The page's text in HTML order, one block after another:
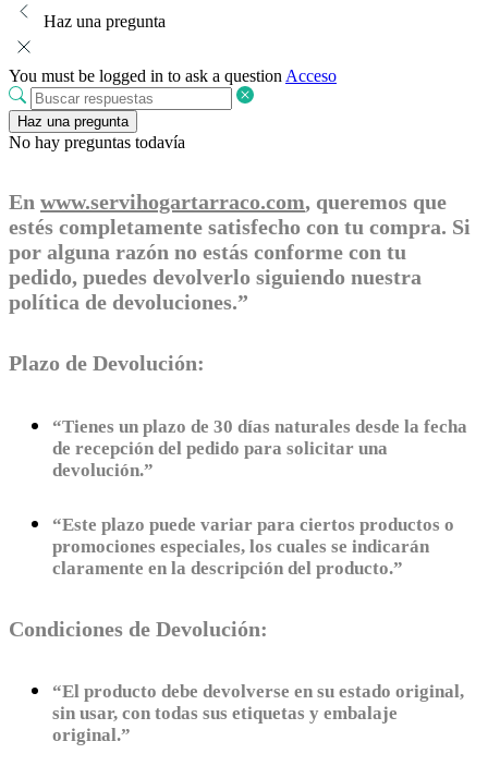
Haz una pregunta
You must be logged in to ask a question Acceso
Haz una pregunta
No hay preguntas todavía
En www.servihogartarraco.com, queremos que
estés completamente satisfecho con tu compra. Si
por alguna razón no estás conforme con tu
pedido, puedes devolverlo siguiendo nuestra
política de devoluciones.”
Plazo de Devolución:
“Tienes un plazo de 30 días naturales desde la fecha
de recepción del pedido para solicitar una
devolución.”
“Este plazo puede variar para ciertos productos o
promociones especiales, los cuales se indicarán
claramente en la descripción del producto.”
Condiciones de Devolución:
“El producto debe devolverse en su estado original,
sin usar, con todas sus etiquetas y embalaje
original.”